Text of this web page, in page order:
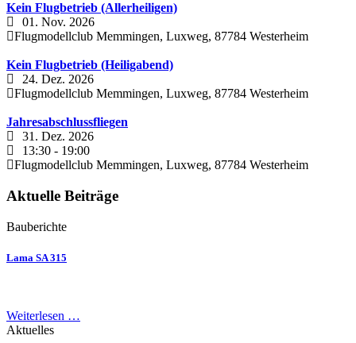
Kein Flugbetrieb (Allerheiligen)
01. Nov. 2026
Flugmodellclub Memmingen, Luxweg, 87784 Westerheim
Kein Flugbetrieb (Heiligabend)
24. Dez. 2026
Flugmodellclub Memmingen, Luxweg, 87784 Westerheim
Jahresabschlussfliegen
31. Dez. 2026
13:30 - 19:00
Flugmodellclub Memmingen, Luxweg, 87784 Westerheim
Aktuelle Beiträge
Bauberichte
Lama SA 315
Weiterlesen …
Aktuelles